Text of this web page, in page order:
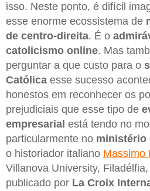
isso. Neste ponto, é difícil
esse enorme ecossistema de
de centro-direita. É o
catolicismo online. Mas
perguntar a que custo para o
Católica esse sucesso
honestos em reconhecer os
prejudiciais que esse tipo de
empresarial está tendo no
particularmente no ministério
o historiador italiano Massimo
Villanova University,
publicado por La Croix